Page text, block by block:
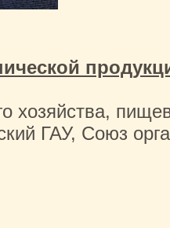
хозяйства,
ГАУ, Союз